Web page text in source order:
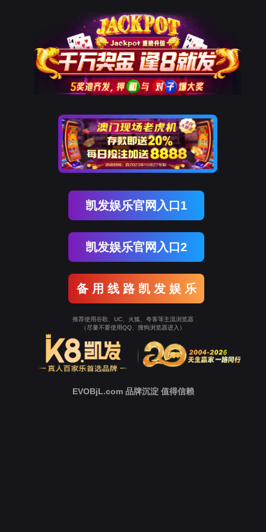
栏目不存在！
页面自动跳转等待时间：3秒
返回Ezpay 立即跳转